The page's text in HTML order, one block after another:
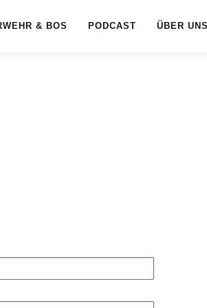
& BOS PODCAST ÜBER UNS